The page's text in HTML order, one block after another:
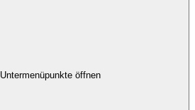
Untermenüpunkte öffnen